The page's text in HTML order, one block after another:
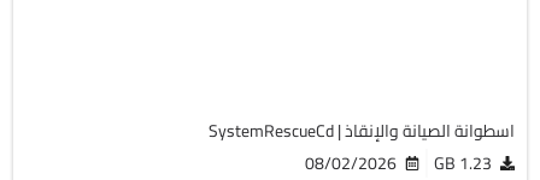
اسطوانة الصيانة والإنقاذ | SystemRescueCd
1.23 GB
08/02/2026